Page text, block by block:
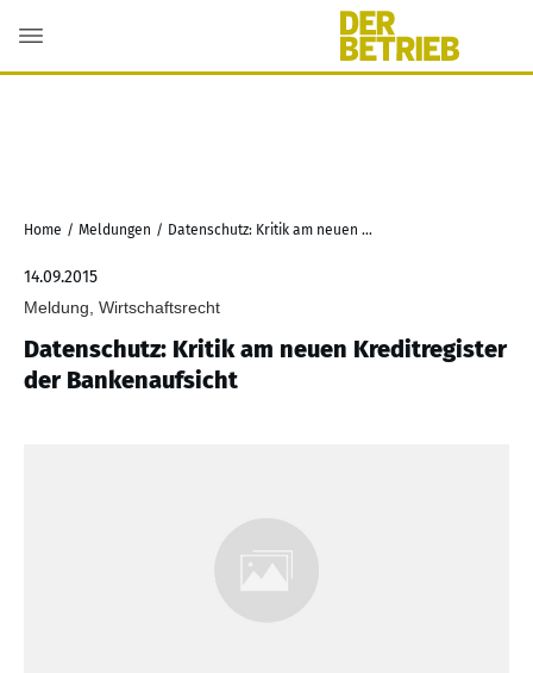
Home / Meldungen / Datenschutz: Kritik am neuen Kreditregister der Bankenaufsicht
14.09.2015
Meldung, Wirtschaftsrecht
Datenschutz: Kritik am neuen Kreditregister
der Bankenaufsicht